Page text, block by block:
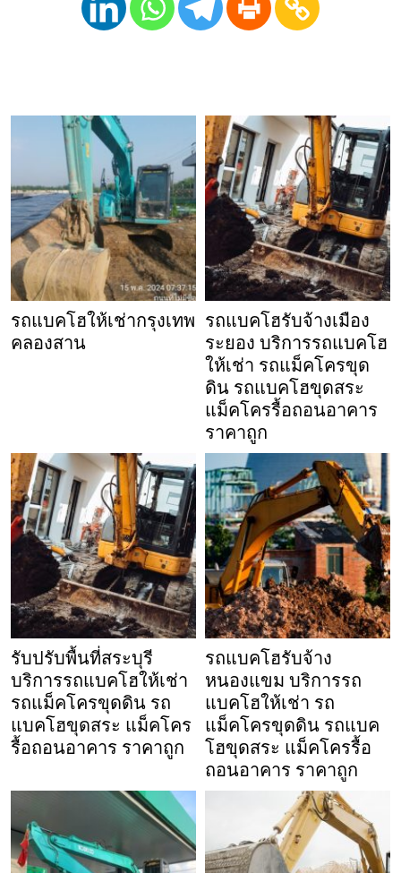
รถแบคโฮให้เช่ากรุงเทพ
คลองสาน
รถแบคโฮรับจ้างเมือง
ระยอง บริการรถแบคโฮ
ให้เช่า รถแม็คโครขุด
ดิน รถแบคโฮขุดสระ
แม็คโครรื้อถอนอาคาร
ราคาถูก
รับปรับพื้นที่สระบุรี
บริการรถแบคโฮให้เช่า
รถแม็คโครขุดดิน รถ
แบคโฮขุดสระ แม็คโคร
รื้อถอนอาคาร ราคาถูก
รถแบคโฮรับจ้าง
หนองแขม บริการรถ
แบคโฮให้เช่า รถ
แม็คโครขุดดิน รถแบค
โฮขุดสระ แม็คโครรื้อ
ถอนอาคาร ราคาถูก